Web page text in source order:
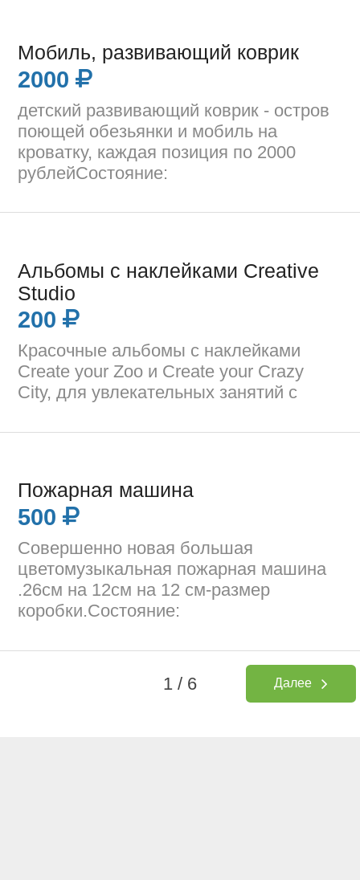
Мобиль, развивающий коврик
2000
детский развивающий коврик - остров
поющей обезьянки и мобиль на
кроватку, каждая позиция по 2000
рублейСостояние:
Альбомы с наклейками Creative
Studio
200
Красочные альбомы с наклейками
Create your Zoo и Create your Crazy
City, для увлекательных занятий с
Пожарная машина
500
Совершенно новая большая
цветомузыкальная пожарная машина
.26см на 12см на 12 см-размер
коробки.Состояние:
1 / 6 Далее